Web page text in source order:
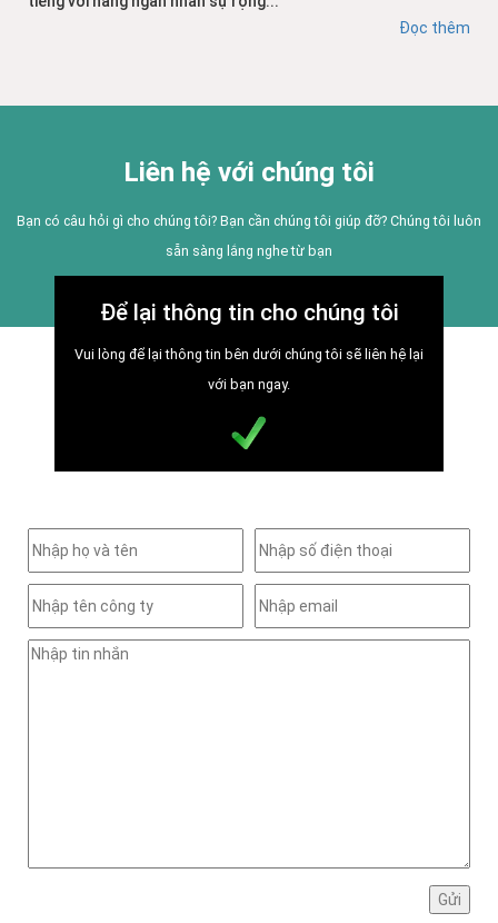
Đọc thêm
Liên hệ với chúng tôi
Bạn có câu hỏi gì cho chúng tôi? Bạn cần chúng tôi giúp đỡ? Chúng tôi luôn
sẵn sàng lắng nghe từ bạn
Để lại thông tin cho chúng tôi
Vui lòng để lại thông tin bên dưới chúng tôi sẽ liên hệ lại
với bạn ngay.